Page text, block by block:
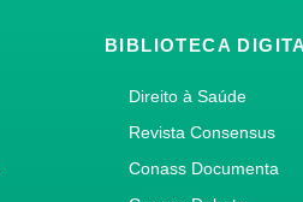
BIBLIOTECA
Direito à Saúde
Revista Consensus
Conass Documenta